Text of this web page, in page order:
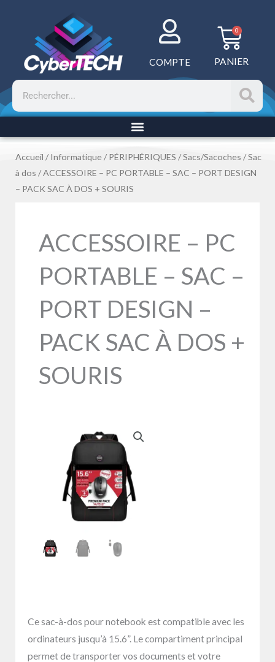
COMPTE
0
PANIER
Rechercher
Accueil /Informatique / PÉRIPHÉRIQUES /Sacs/Sacoches /Sac
à dos / ACCESSOIRE – PC PORTABLE – SAC – PORT DESIGN
– PACK SAC À DOS + SOURIS
ACCESSOIRE – PC
PORTABLE – SAC –
PORT DESIGN –
PACK SAC À DOS +
SOURIS
Ce sac-à-dos pour notebook est compatible avec les
ordinateurs jusqu’à 15.6”. Le compartiment principal
permet de transporter vos documents et votre